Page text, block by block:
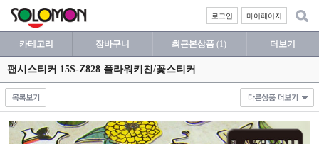
마이페이지
로그인
카테고리 장바구니 최근본상품 (1) 더보기
팬시스티커 15S-Z828 플라워키친/꽃스티커